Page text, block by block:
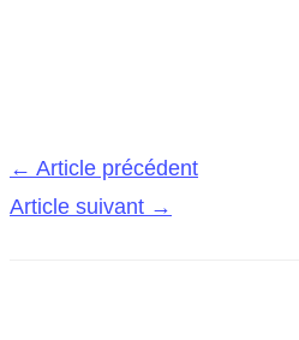
← Article précédent
Article suivant →